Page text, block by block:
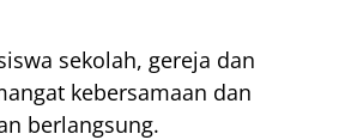
sekolah, gereja dan
kebersamaan dan
berlangsung.